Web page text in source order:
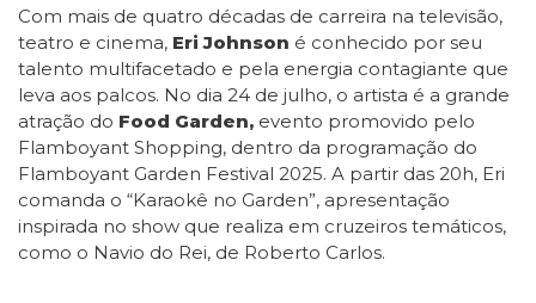
Com mais de quatro décadas de carreira na televisão,
teatro e cinema, Eri Johnson é conhecido por seu
talento multifacetado e pela energia contagiante que
leva aos palcos. No dia 24 de julho, o artista é a grande
atração do Food Garden, evento promovido pelo
Flamboyant Shopping, dentro da programação do
Flamboyant Garden Festival 2025. A partir das 20h, Eri
comanda o “Karaokê no Garden”, apresentação
inspirada no show que realiza em cruzeiros temáticos,
como o Navio do Rei, de Roberto Carlos.